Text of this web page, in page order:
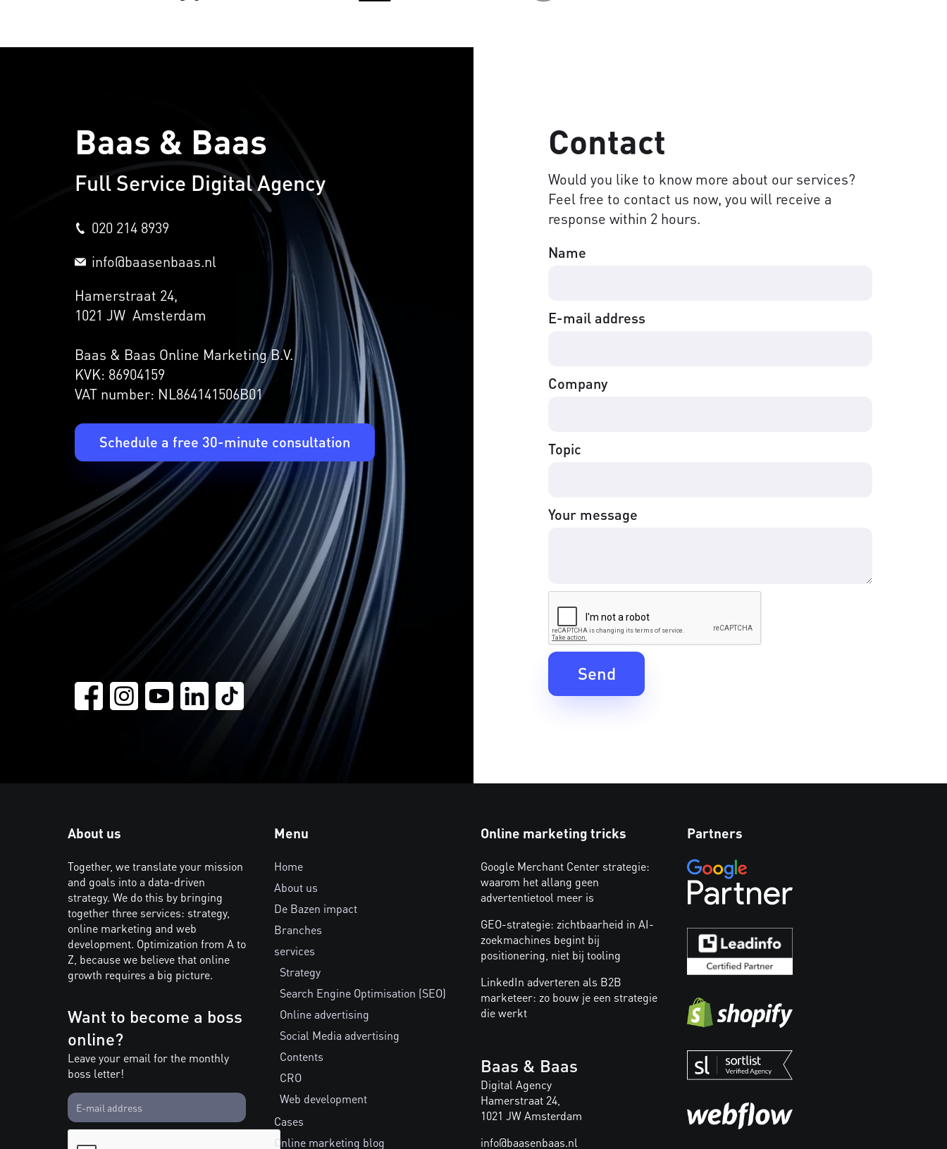
Baas & Baas
Full Service Digital Agency
020 214 8939
info@baasenbaas.nl
Hamerstraat 24,
1021 JW Amsterdam
Baas & Baas Online Marketing B.V.
KVK: 86904159
VAT number: NL864141506B01
Schedule a free 30-minute consultation
Contact
Would you like to know more about our services?
Feel free to contact us now, you will receive a
response within 2 hours.
Name
E-mail address
Company
Topic
Your message
About us
Together, we translate your mission
and goals into a data-driven
strategy. We do this by bringing
together three services: strategy,
online marketing and web
development. Optimization from A to
Z, because we believe that online
growth requires a big picture.
Want to become a boss
online?
Leave your email for the monthly
boss letter!
Menu
Home
About us
De Bazen impact
Branches
services
Strategy
Search Engine Optimisation (SEO)
Online advertising
Social Media advertising
Contents
CRO
Web development
Cases
Online marketing blog
Online marketing tricks
Google Merchant Center strategie:
waarom het allang geen
advertentietool meer is
GEO-strategie: zichtbaarheid in AI-
zoekmachines begint bij
positionering, niet bij tooling
LinkedIn adverteren als B2B
marketeer: zo bouw je een strategie
die werkt
Baas & Baas
Digital Agency
Hamerstraat 24,
1021 JW Amsterdam
info@baasenbaas.nl
Partners